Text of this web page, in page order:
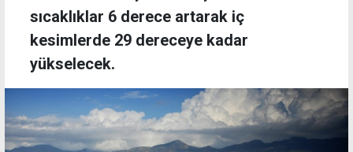
sıcaklıklar 6 derece artarak iç
kesimlerde 29 dereceye kadar
yükselecek.